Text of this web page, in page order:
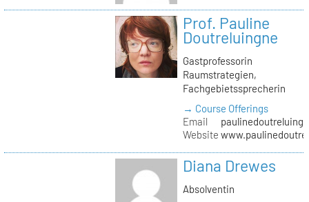
Prof. Pauline
Doutreluingne
Gastprofessorin
Raumstrategien,
Fachgebietssprecherin
→ Course Offerings
Email
Website
Diana Drewes
Absolventin